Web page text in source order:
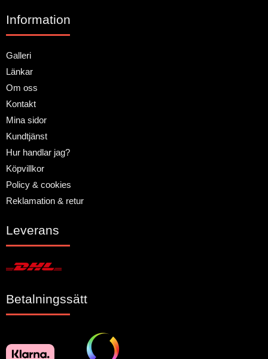
Information
Galleri
Länkar
Om oss
Kontakt
Mina sidor
Kundtjänst
Hur handlar jag?
Köpvillkor
Policy & cookies
Reklamation & retur
Leverans
Betalningssätt